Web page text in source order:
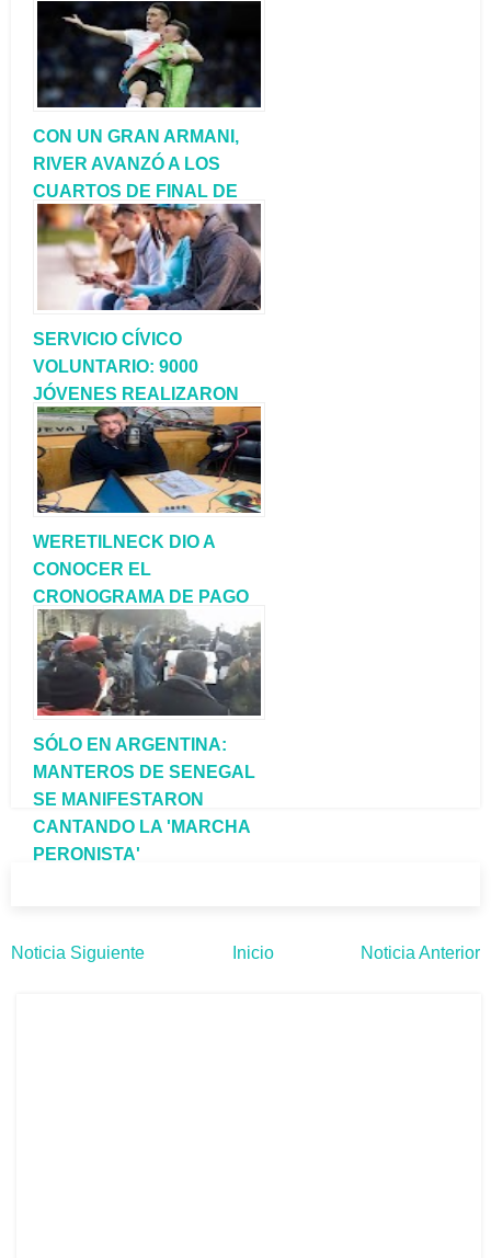
POLICÍA
CON UN GRAN ARMANI,
RIVER AVANZÓ A LOS
CUARTOS DE FINAL DE
LA COPA
LIBERTADORES.
SERVICIO CÍVICO
VOLUNTARIO: 9000
JÓVENES REALIZARON
LAS INSCRIPCIÓN
ONLINE EN EL PRIMER
DÍA
WERETILNECK DIO A
CONOCER EL
CRONOGRAMA DE PAGO
DE SUELDOS DEL MES
DE JULIO
SÓLO EN ARGENTINA:
MANTEROS DE SENEGAL
SE MANIFESTARON
CANTANDO LA 'MARCHA
PERONISTA'
Noticia Siguiente Inicio Noticia Anterior